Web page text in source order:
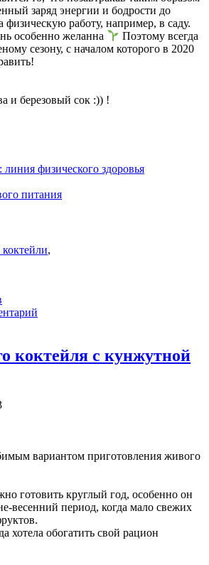
заряд энергии и бодрости до
физическую работу, например, в саду.
особенно желанна
Поэтому всегда
сезону, с началом которого в 2020
и березовый сок :)) !
физического здоровья
питания
,
коктейля с кунжутной
вариантом приготовления живого
готовить круглый год, особенно он
весенний период, когда мало свежих
хотела обогатить свой рацион